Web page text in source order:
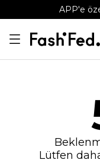
APP'e
Lütfen